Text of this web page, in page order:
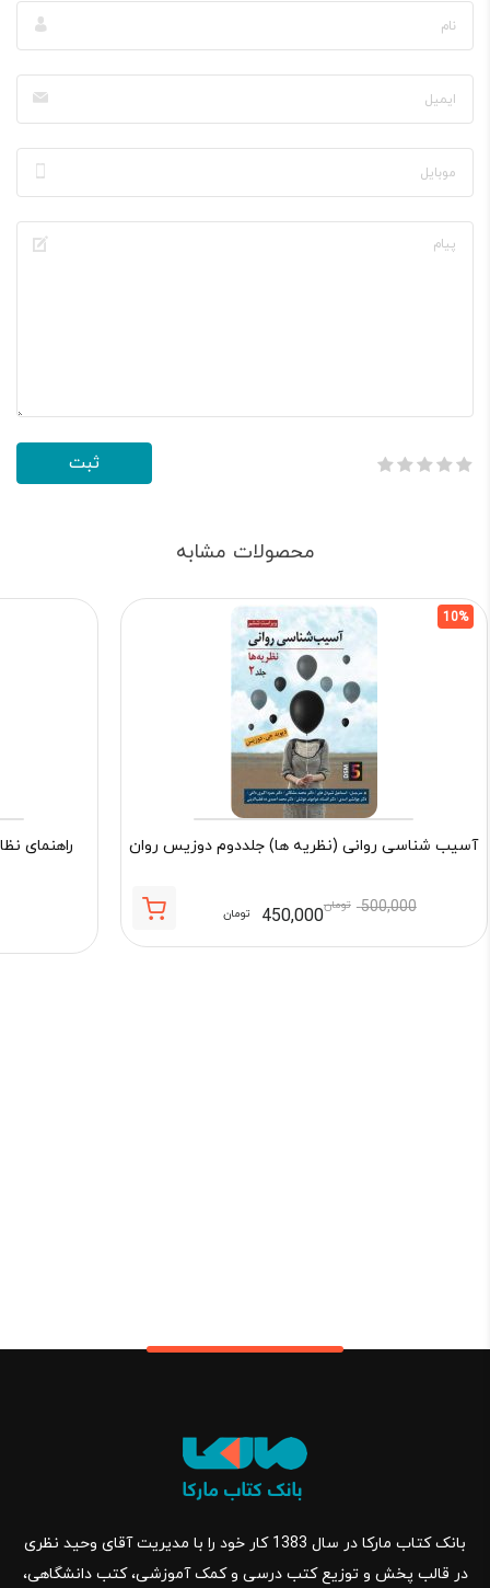
محصولات مشابه
10%
آسیب شناسی روانی (نظریه ها) جلددوم دوزیس روان
500,000 تومان450,000 تومان
راهنمای
بانک کتاب مارکا در سال 1383 کار خود را با مدیریت آقای وحید نظری
در قالب پخش و توزیع کتب درسی و کمک آموزشی، کتب دانشگاهی،